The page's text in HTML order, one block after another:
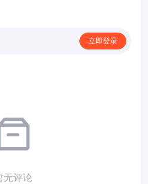
立即登录
无评论